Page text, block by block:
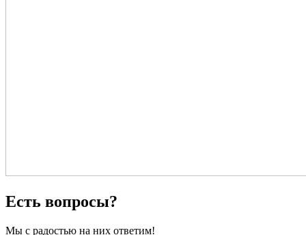
Есть вопросы?
Мы с радостью на них ответим!